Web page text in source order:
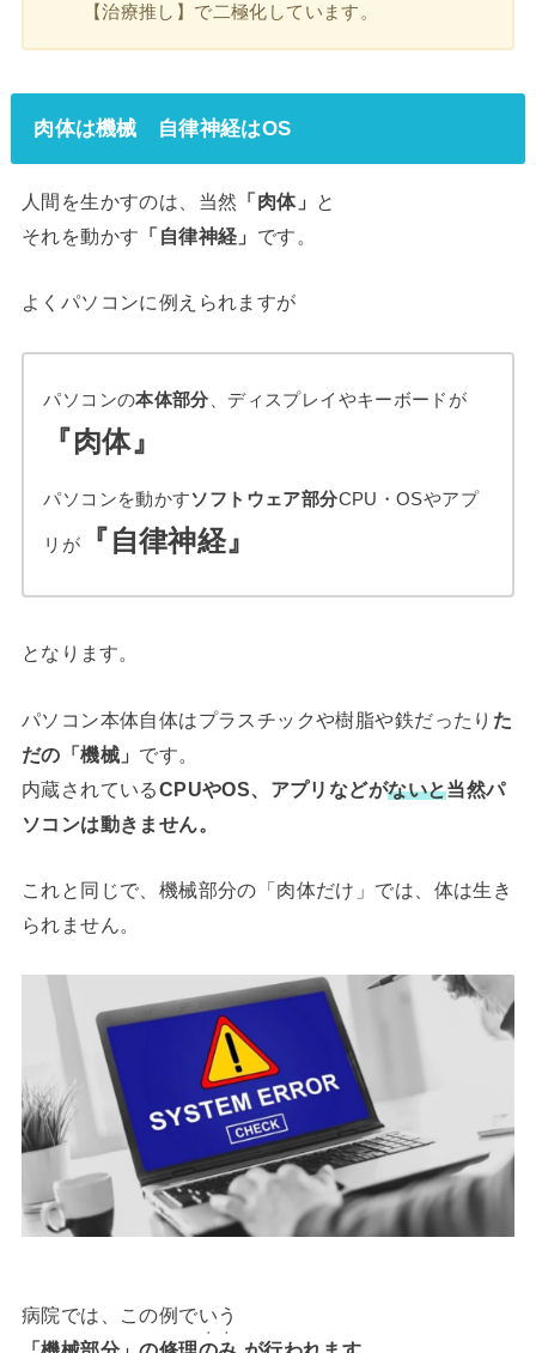
【治療推し】で二極化しています。
肉体は機械 自律神経はOS
人間を生かすのは、当然 「肉体」
と
それを動かす 「自律神経」 です。
よくパソコンに例えられますが
パソコンの本体部分 、ディスプレイやキーボードが
『肉体』
パソコンを動かすソフトウェア部分CPU・OSやアプ
リが 『自律神経』
となります。
パソコン本体自体はプラスチックや樹脂や鉄だったり た
だの「機械」 です。
内蔵されているCPUやOS、アプリなどがないと当然パ
ソコンは動きません。
これと同じで、機械部分の「肉体だけ」では、体は生き
られません。
病院では、この例でいう
・・